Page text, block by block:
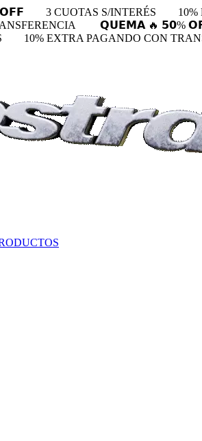
3 CUOTAS S/INTERÉS
𝗤𝗨𝗘𝗠𝗔 🔥 𝟱𝟬%
10% EXTRA PAGANDO CON